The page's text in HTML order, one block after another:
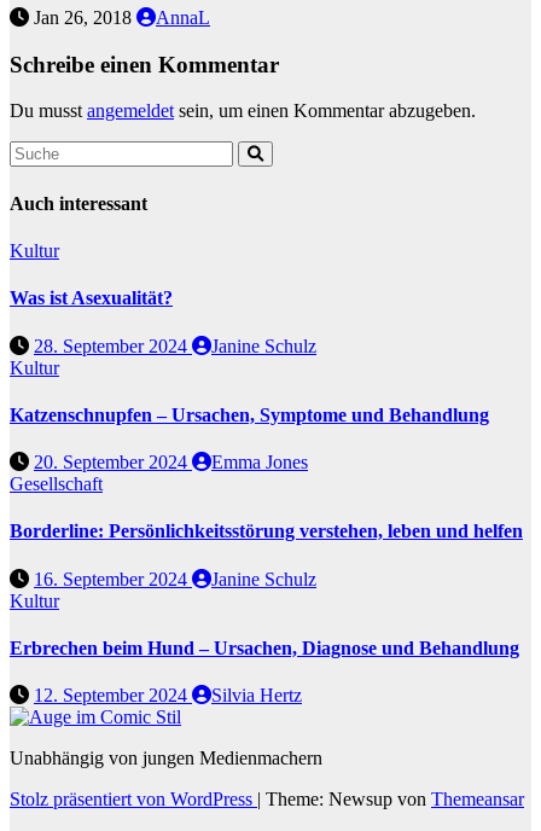
Jan 26, 2018 AnnaL
Schreibe einen Kommentar
Du musstangemeldetsein, um einen Kommentar abzugeben.
Auch interessant
Kultur
Was ist Asexualität?
28. September 2024
Janine Schulz
Kultur
Katzenschnupfen – Ursachen, Symptome und Behandlung
20. September 2024
Emma Jones
Gesellschaft
Borderline: Persönlichkeitsstörung verstehen, leben und helfen
16. September 2024
Janine Schulz
Kultur
Erbrechen beim Hund – Ursachen, Diagnose und Behandlung
12. September 2024 Silvia Hertz
Unabhängig von jungen Medienmachern
Stolz präsentiert von WordPress | Theme: Newsup von Themeansar